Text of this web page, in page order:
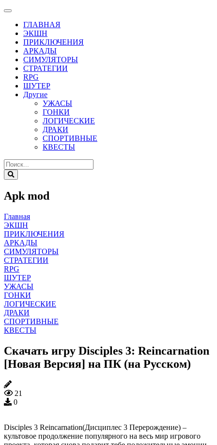
ГЛАВНАЯ
ЭКШН
ПРИКЛЮЧЕНИЯ
АРКАДЫ
СИМУЛЯТОРЫ
СТРАТЕГИИ
RPG
ШУТЕР
Другие
УЖАСЫ
ГОНКИ
ЛОГИЧЕСКИЕ
ДРАКИ
СПОРТИВНЫЕ
КВЕСТЫ
Apk mod
Главная
ЭКШН
ПРИКЛЮЧЕНИЯ
АРКАДЫ
СИМУЛЯТОРЫ
СТРАТЕГИИ
RPG
ШУТЕР
УЖАСЫ
ГОНКИ
ЛОГИЧЕСКИЕ
ДРАКИ
СПОРТИВНЫЕ
КВЕСТЫ
Скачать игру Disciples 3: Reincarnation
[Новая Версия] на ПК (на Русском)
21
0
Disciples 3 Reincarnation(Дисциплес 3 Перерождение) –
культовое продолжение популярного на весь мир игрового